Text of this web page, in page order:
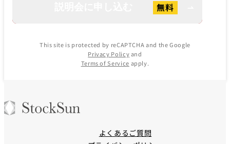
This site is protected by reCAPTCHA and the Google
Privacy Policyand
Terms of Service apply.
よくあるご質問